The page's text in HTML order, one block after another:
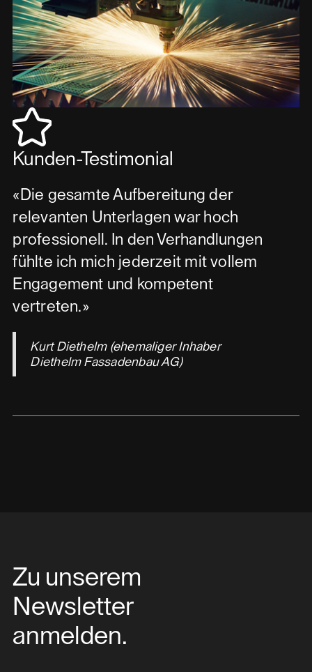
Kunden-Testimonial
«Die gesamte Aufbereitung der
relevanten Unterlagen war hoch
professionell. In den Verhandlungen
fühlte ich mich jederzeit mit vollem
Engagement und kompetent
vertreten.»
Kurt Diethelm (ehemaliger Inhaber
Diethelm Fassadenbau AG)
Zu unserem
Newsletter
anmelden.